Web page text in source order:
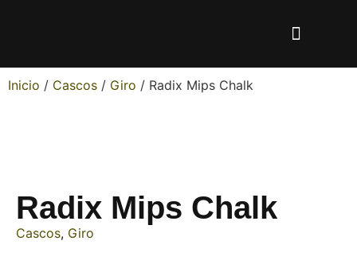
Inicio / Cascos / Giro / Radix Mips Chalk
Radix Mips Chalk
Cascos, Giro